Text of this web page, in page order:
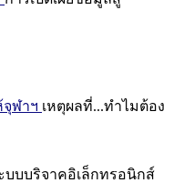
จุฬาฯ เหตุผลที่...ทำไมต้อง
บบบริจาคอิเล็กทรอนิกส์